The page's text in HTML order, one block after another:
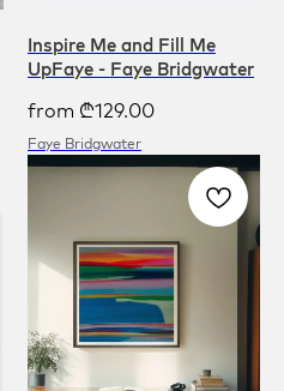
Inspire Me and Fill Me
UpFaye - Faye Bridgwater
from ₾129.00
Faye Bridgwater